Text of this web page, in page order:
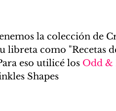
libreta como "Recetas
eso utilicé los Odd &
Shapes